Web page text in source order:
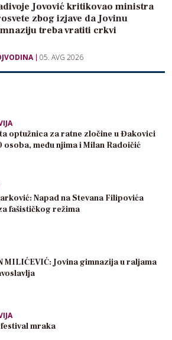
Jovović kritikovao ministra
zbog izjave da Jovinu
treba vratiti crkvi
05. AVG 2026
optužnica za ratne zločine u Đakovici
osoba, među njima i Milan Radoičić
Napad na Stevana Filipovića
fašističkog režima
MILIĆEVIĆ: Jovina gimnazija u raljama
mraka